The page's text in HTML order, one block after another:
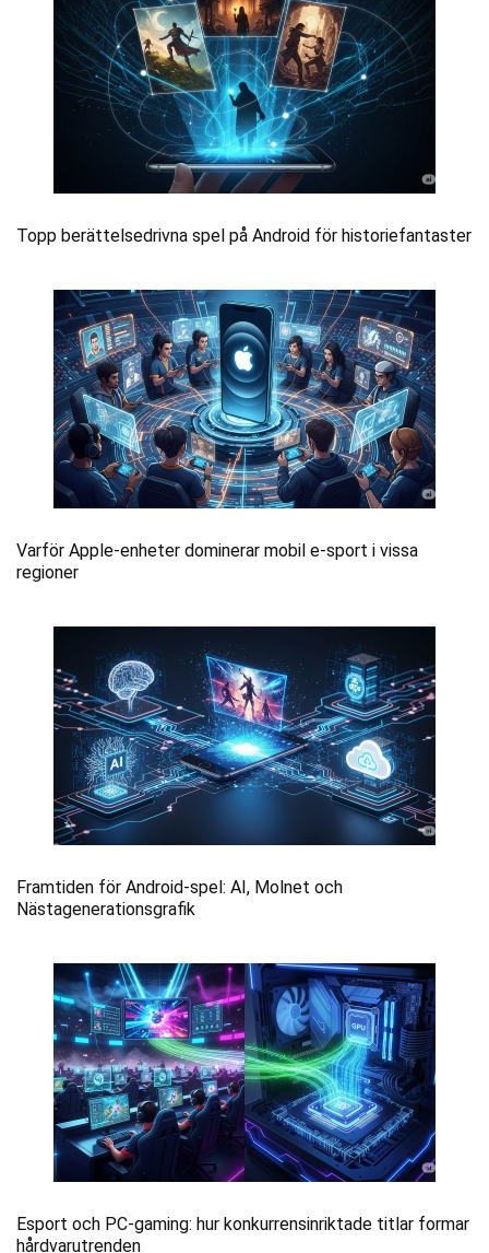
Topp berättelsedrivna spel på Android för historiefantaster
Varför Apple-enheter dominerar mobil e-sport i vissa
regioner
Framtiden för Android-spel: AI, Molnet och
Nästagenerationsgrafik
Esport och PC-gaming: hur konkurrensinriktade titlar formar
hårdvarutrenden